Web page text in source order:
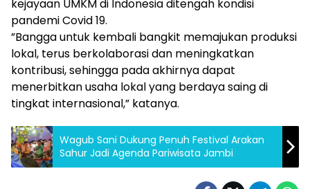
kejayaan UMKM di Indonesia ditengah kondisi
pandemi Covid 19.
”Bangga untuk kembali bangkit memajukan produksi
lokal, terus berkolaborasi dan meningkatkan
kontribusi, sehingga pada akhirnya dapat
menerbitkan usaha lokal yang berdaya saing di
tingkat internasional,” katanya.
Wagub Sani Dukung Penuh Festival Arakan
Sahur Jadi Agenda Pariwisata Jambi